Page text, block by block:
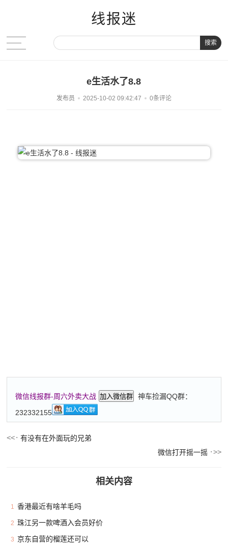
线报迷
搜索
e生活水了8.8
发布员 2025-10-02 09:42:47 0条评论
微信线报群-周六外卖大战 加入微信群
神车捡漏QQ群：
232332155
有没有在外面玩的兄弟
微信打开摇一摇
相关内容
1 香港最近有啥羊毛吗
2 珠江另一款啤酒入会员好价
3 京东自营的榴莲还可以